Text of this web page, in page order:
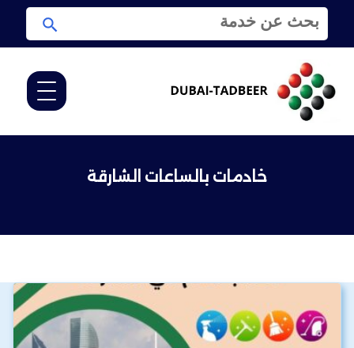
ب
ث
ع
:
ب
ح
ث
خادمات بالساعات الشارقة